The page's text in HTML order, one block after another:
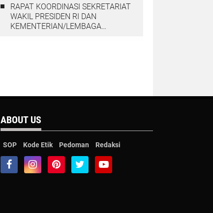
RAPAT KOORDINASI SEKRETARIAT
WAKIL PRESIDEN RI DAN
KEMENTERIAN/LEMBAGA
ABOUT US
SOP Kode Etik Pedoman Redaksi